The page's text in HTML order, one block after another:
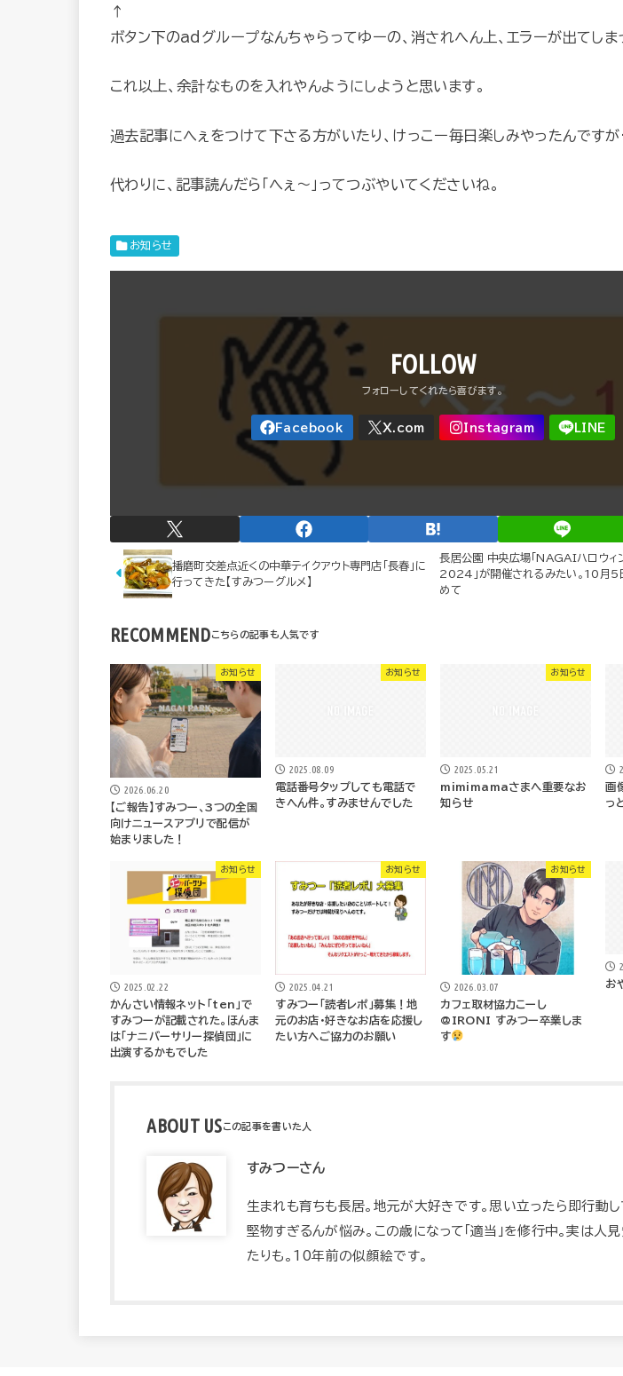
↑
ボタン下のadグループなんちゃらってゆーの、消されへん上、エラーが出てしま
これ以上、余計なものを入れやんようにしようと思います。
過去記事にへぇをつけて下さる方がいたり、けっこー毎日楽しみやったんです
代わりに、記事読んだら「へぇ～」ってつぶやいてくださいね。
お知らせ
FOLLOW
播磨町交差点近くの中華テイクアウト専門店「長春」に
行ってきた【すみつーグルメ】
長居公園 中央広場「NAGAIハロウィ
2024」が開催されるみたい。10月5
めて
RECOMMEND
お知らせ
2026.06.20
【ご報告】すみつー、3つの全国
向けニュースアプリで配信が
始まりました！
お知らせ
2025.08.09
電話番号タップしても電話で
きへん件。すみませんでした
お知らせ
2025.05.21
mimimamaさまへ重要なお
知らせ
画
っ
お知らせ
2025.02.22
かんさい情報ネット「ten」で
すみつーが記載された。ほんま
は「ナニバーサリー探偵団」に
出演するかもでした
お知らせ
2025.04.21
すみつー「読者レポ」募集！地
元のお店・好きなお店を応援し
たい方へご協力のお願い
お知らせ
2026.03.07
カフェ取材協力こーし
@IRONI すみつー卒業しま
す
お
ABOUT US
すみつーさん
生まれも育ちも長居。地元が大好きです。思い立ったら即行動し
堅物すぎるんが悩み。この歳になって「適当」を修行中。実は人
たりも。10年前の似顔絵です。